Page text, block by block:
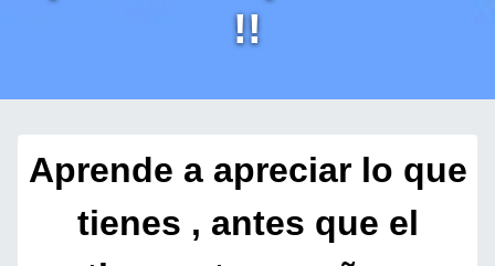
!!
Aprende a apreciar lo que
tienes , antes que el